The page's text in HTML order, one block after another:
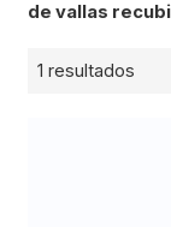
de vallas
1 resultados